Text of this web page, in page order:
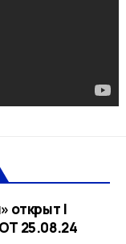
открыт |
25.08.24